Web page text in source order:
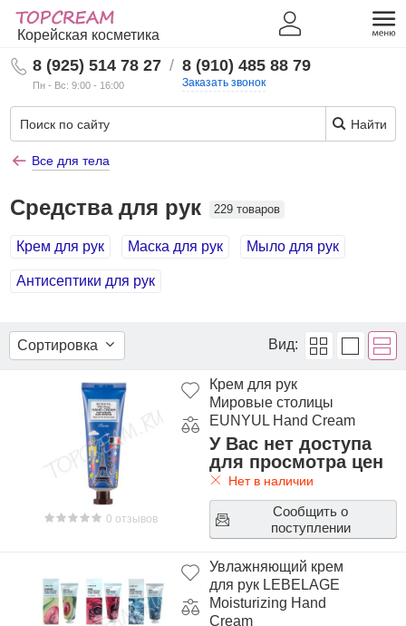
Корейская косметика
8 (925) 514 78 27
Пн - Вс: 9:00 - 16:00
/ 8 (910) 485 88 79
Заказать звонок
Найти
Все для тела
Средства для рук 229 товаров
Крем для рук Маска для рук Мыло для рук
Антисептики для рук
Сортировка Вид:
0 отзывов
Крем для рук
Мировые столицы
EUNYUL Hand Cream
У Вас нет доступа
для просмотра цен
Нет в наличии
Сообщить о
поступлении
Увлажняющий крем
для рук LEBELAGE
Moisturizing Hand
Cream